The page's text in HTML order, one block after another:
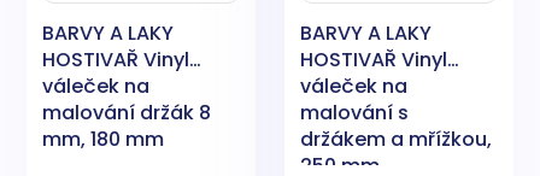
BARVY A LAKY
HOSTIVAŘ Vinyl
váleček na
malování držák 8
mm, 180 mm
BARVY A LAKY
HOSTIVAŘ Vinyl
váleček na
malování s
držákem a mřížkou,
250 mm